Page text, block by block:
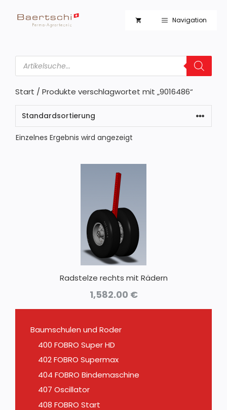
Inhalt
Navigation
Products
search
Start / Produkte verschlagwortet mit „9016486“
Einzelnes Ergebnis wird angezeigt
Radstelze rechts mit Rädern
1,582.00 €
Baumschulen und Roder
400 FOBRO Super HD
402 FOBRO Supermax
404 FOBRO Bindemaschine
407 Oscillator
408 FOBRO Start